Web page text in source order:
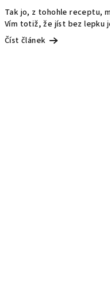
Tak jo, z tohohle receptu,
Vím totiž, že jíst bez lepku
Číst článek